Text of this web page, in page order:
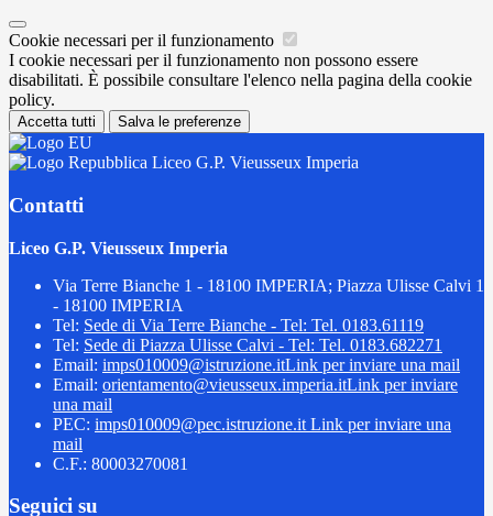
Cookie necessari per il funzionamento
I cookie necessari per il funzionamento non possono essere
disabilitati. È possibile consultare l'elenco nella pagina della cookie
policy.
Accetta tutti Salva le preferenze
Liceo G.P. Vieusseux Imperia
Contatti
Liceo G.P. Vieusseux Imperia
Via Terre Bianche 1 - 18100 IMPERIA; Piazza Ulisse Calvi 1
- 18100 IMPERIA
Tel: Sede di Via Terre Bianche - Tel: Tel. 0183.61119
Tel: Sede di Piazza Ulisse Calvi - Tel: Tel. 0183.682271
Email: imps010009@istruzione.itLink per inviare una mail
Email: orientamento@vieusseux.imperia.itLink per inviare
una mail
PEC: imps010009@pec.istruzione.it Link per inviare una
mail
C.F.: 80003270081
Seguici su